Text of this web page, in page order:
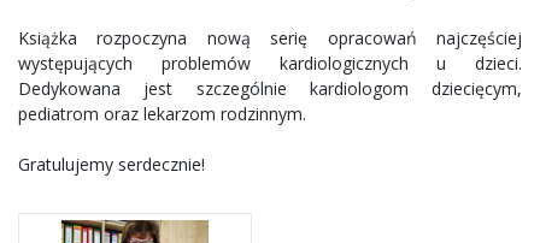
Książka rozpoczyna nową serię opracowań najczęściej
występujących problemów kardiologicznych u dzieci.
Dedykowana jest szczególnie kardiologom dziecięcym,
pediatrom oraz lekarzom rodzinnym.
Gratulujemy serdecznie!